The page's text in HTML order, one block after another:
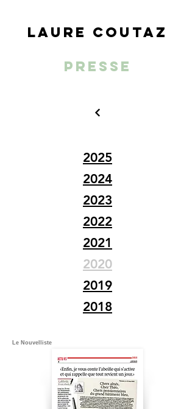
LAURE COUTAZ
PRESSE
2025
2024
2023
2022
2021
2020
2019
2018
Le Nouvelliste